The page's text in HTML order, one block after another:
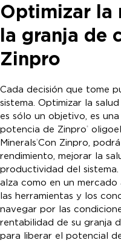
Optimizar la
la granja de
Zinpro
Cada decisión que tome
sistema. Optimizar la
es sólo un objetivo, es
potencia de Zinpro®
Minerals®Con Zinpro,
rendimiento, mejorar la
productividad del
alza como en un
las herramientas y los
navegar por las
rentabilidad de su granja
para liberar el potencial